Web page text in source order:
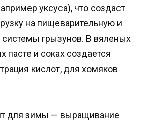
уксуса), что создаст
на пищеварительную и
грызунов. В вяленых
пасте и соках создается
кислот, для хомяков
для зимы — выращивание